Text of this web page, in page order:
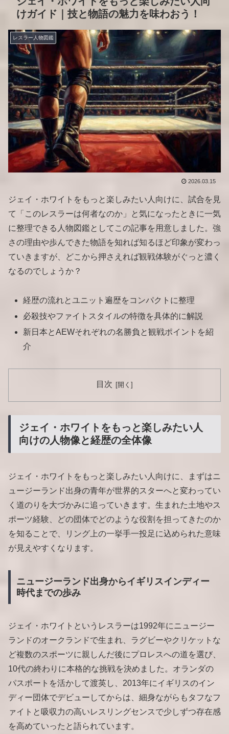
けガイド｜技と物語の魅力を味わおう！
レスラー人物図鑑
2026.03.15
ジェイ・ホワイトをもっと楽しみたい人向けに、試合を見
て「このレスラーは何者なのか」と気になったときに一気
に整理できる人物図鑑としてこの記事を用意しました。強
さの理由や歩んできた物語を知れば知るほど印象が変わっ
ていきますが、どこから押さえれば観戦体験がぐっと濃く
なるのでしょうか？
経歴の流れとユニット遍歴をコンパクトに整理
必殺技やファイトスタイルの特徴を具体的に解説
新日本とAEWそれぞれの名勝負と観戦ポイントを紹
介
目次
ジェイ・ホワイトをもっと楽しみたい人
向けの人物像と経歴の全体像
ジェイ・ホワイトをもっと楽しみたい人向けに、まずはニ
ュージーランド出身の青年が世界的スターへと変わってい
く道のりを大づかみに追っていきます。生まれた土地やス
ポーツ経験、どの団体でどのような役割を担ってきたのか
を知ることで、リング上の一挙手一投足に込められた意味
が見えやすくなります。
ニュージーランド出身からイギリスインディー
時代までの歩み
ジェイ・ホワイトというレスラーは1992年にニュージー
ランドのオークランドで生まれ、ラグビーやクリケットな
ど複数のスポーツに親しんだ後にプロレスへの道を選び、
10代の終わりに本格的な挑戦を決めました。オランダの
パスポートを活かして渡英し、2013年にイギリスのイン
ディー団体でデビューしてからは、細身ながらもタフなフ
ァイトと吸収力の高いレスリングセンスで少しずつ存在感
を高めていったと語られています。